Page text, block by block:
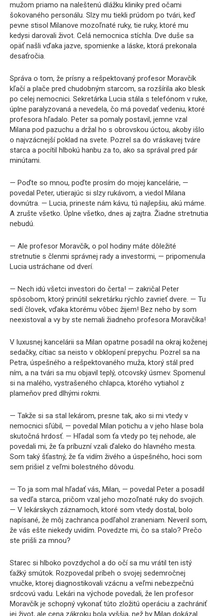
mužom priamo na naleštenú dlážku kliniky pred očami
šokovaného personálu. Slzy mu tiekli prúdom po tvári, keď
pevne stisol Milanove mozoľnaté ruky, tie ruky, ktoré mu
kedysi darovali život. Celá nemocnica stíchla. Dve duše sa
opäť našli vďaka jazve, spomienke a láske, ktorá prekonala
desaťročia.
Správa o tom, že prísny a rešpektovaný profesor Moravčík
kľačí a plače pred chudobným starcom, sa rozšírila ako blesk
po celej nemocnici. Sekretárka Lucia stála s telefónom v ruke,
úplne paralyzovaná a nevedela, čo má povedať vedeniu, ktoré
profesora hľadalo. Peter sa pomaly postavil, jemne vzal
Milana pod pazuchu a držal ho s obrovskou úctou, akoby išlo
o najvzácnejší poklad na svete. Pozrel sa do vráskavej tváre
starca a pocítil hlbokú hanbu za to, ako sa správal pred pár
minútami.
— Poďte so mnou, poďte prosím do mojej kancelárie, —
povedal Peter, utierajúc si slzy rukávom, a viedol Milana
dovnútra. — Lucia, prineste nám kávu, tú najlepšiu, akú máme.
A zrušte všetko. Úplne všetko, dnes aj zajtra. Žiadne stretnutia
nebudú.
— Ale profesor Moravčík, o pol hodiny máte dôležité
stretnutie s členmi správnej rady a investormi, — pripomenula
Lucia ustráchane od dverí.
— Nech idú všetci investori do čerta! — zakričal Peter
spôsobom, ktorý prinútil sekretárku rýchlo zavrieť dvere. — Tu
sedí človek, vďaka ktorému vôbec žijem! Bez neho by som
neexistoval a vy by ste nemali žiadneho profesora Moravčíka!
V luxusnej kancelárii sa Milan opatrne posadil na okraj koženej
sedačky, cítiac sa neisto v obklopení prepychu. Pozrel sa na
Petra, úspešného a rešpektovaného muža, ktorý stál pred
ním, a na tvári sa mu objavil teplý, otcovský úsmev. Spomenul
si na malého, vystrašeného chlapca, ktorého vytiahol z
plameňov pred dlhými rokmi.
— Takže si sa stal lekárom, presne tak, ako si mi vtedy v
nemocnici sľúbil, — povedal Milan potichu a v jeho hlase bola
skutočná hrdosť. — Hľadal som ťa vtedy po tej nehode, ale
povedali mi, že ťa príbuzní vzali ďaleko do hlavného mesta.
Som taký šťastný, že ťa vidím živého a úspešného, hoci som
sem prišiel z veľmi bolestného dôvodu.
— To ja som mal hľadať vás, Milan, — povedal Peter a posadil
sa vedľa starca, pričom vzal jeho mozoľnaté ruky do svojich.
— V lekárskych záznamoch, ktoré som vtedy dostal, bolo
napísané, že môj zachranca podľahol zraneniam. Neveril som,
že vás ešte niekedy uvidím. Povedzte mi, čo sa stalo? Prečo
ste prišli za mnou?
Starec si hlboko povzdychol a do očí sa mu vrátil ten istý
ťažký smútok. Rozpovedal príbeh o svojej sedemročnej
vnučke, ktorej diagnostikovali vzácnu a veľmi nebezpečnú
srdcovú vadu. Lekári na východe povedali, že len profesor
Moravčík je schopný vykonať túto zložitú operáciu a zachrániť
jej život, ale cena zákroku bola vyššia, než by Milan dokázal